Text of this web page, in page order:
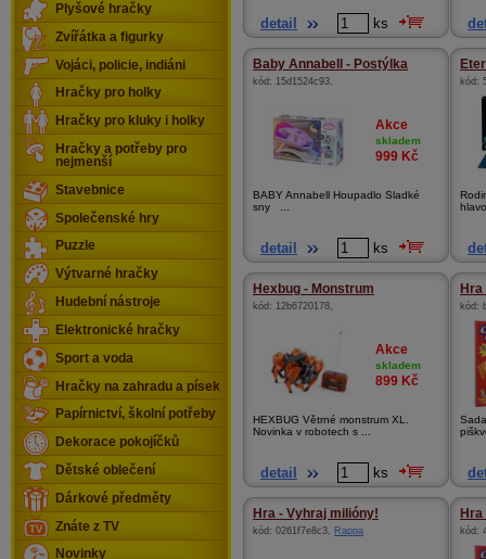
detail ks
Baby Annabell - Postýlka
kód: 15d1524c93,
Akce
skladem
999 Kč
BABY Annabell Houpadlo Sladké
sny ...
detail ks
kód:
Hexbug - Monstrum
kód: 12b6720178,
Akce
skladem
899 Kč
HEXBUG Větrné monstrum XL.
Novinka v robotech s ...
detail ks
Hra
kód:
Hra - Vyhraj milióny!
kód: 0261f7e8c3, Rappa
Hra
kód:
Plyšové hračky
Zvířátka a figurky
Vojáci, policie, indiáni
Hračky pro holky
Hračky pro kluky i holky
Hračky a potřeby pro
nejmenší
Stavebnice
Společenské hry
Puzzle
Výtvarné hračky
Hudební nástroje
Elektronické hračky
Sport a voda
Hračky na zahradu a písek
Papírnictví, školní potřeby
Dekorace pokojíčků
Dětské oblečení
Dárkové předměty
Znáte z TV
Novinky